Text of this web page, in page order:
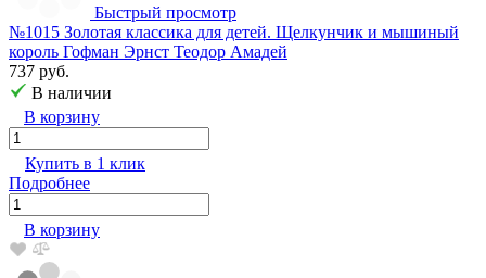
Быстрый просмотр
№1015 Золотая классика для детей. Щелкунчик и мышиный
король Гофман Эрнст Теодор Амадей
737 руб.
В наличии
В корзину
Купить в 1 клик
Подробнее
В корзину